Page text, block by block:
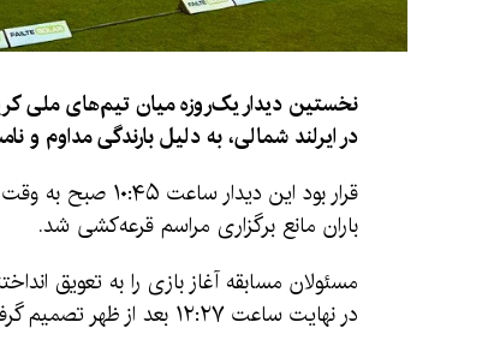
نخستین دیدار یک‌روزه میان تیم‌های ملی
در ایرلند شمالی، به دلیل بارندگی مداوم
باران مانع برگزاری مراسم قرعه‌کشی شد.
در نهایت ساعت ۱۲:۲۷ بعد از ظهر تصمیم گرفتند این دیدار را لغو کنند.